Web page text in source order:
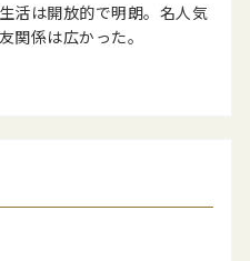
活は開放的で明朗。名人気
関係は広かった。